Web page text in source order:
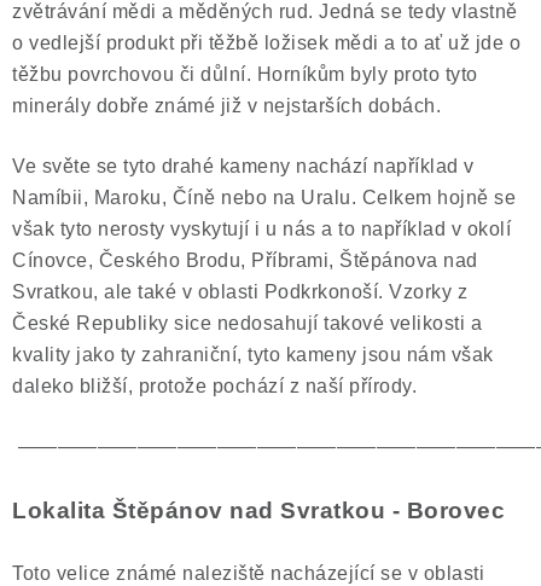
zvětrávání mědi a měděných rud. Jedná se tedy vlastně
o vedlejší produkt při těžbě ložisek mědi a to ať už jde o
těžbu povrchovou či důlní. Horníkům byly proto tyto
minerály dobře známé již v nejstarších dobách.
Ve světe se tyto drahé kameny nachází například v
Namíbii, Maroku, Číně nebo na Uralu. Celkem hojně se
však tyto nerosty vyskytují i u nás a to například v okolí
Cínovce, Českého Brodu, Příbrami, Štěpánova nad
Svratkou, ale také v oblasti Podkrkonoší. Vzorky z
České Republiky sice nedosahují takové velikosti a
kvality jako ty zahraniční, tyto kameny jsou nám však
daleko bližší, protože pochází z naší přírody.
Lokalita Štěpánov nad Svratkou - Borovec
Toto velice známé naleziště nacházející se v oblasti